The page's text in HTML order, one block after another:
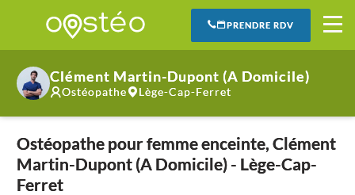
PRENDRE RDV
Clément Martin-Dupont (A Domicile)
Ostéopathe Lège-Cap-Ferret
Ostéopathe pour femme enceinte, Clément
Martin-Dupont (A Domicile) - Lège-Cap-
Ferret